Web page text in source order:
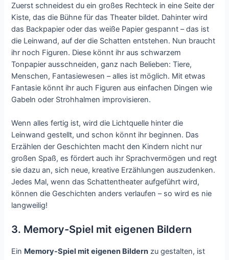
Zuerst schneidest du ein großes Rechteck in eine Seite der
Kiste, das die Bühne für das Theater bildet. Dahinter wird
das Backpapier oder das weiße Papier gespannt – das ist
die Leinwand, auf der die Schatten entstehen. Nun braucht
ihr noch Figuren. Diese könnt ihr aus schwarzem
Tonpapier ausschneiden, ganz nach Belieben: Tiere,
Menschen, Fantasiewesen – alles ist möglich. Mit etwas
Fantasie könnt ihr auch Figuren aus einfachen Dingen wie
Gabeln oder Strohhalmen improvisieren.
Wenn alles fertig ist, wird die Lichtquelle hinter die
Leinwand gestellt, und schon könnt ihr beginnen. Das
Erzählen der Geschichten macht den Kindern nicht nur
großen Spaß, es fördert auch ihr Sprachvermögen und regt
sie dazu an, sich neue, kreative Erzählungen auszudenken.
Jedes Mal, wenn das Schattentheater aufgeführt wird,
können die Geschichten anders verlaufen – so wird es nie
langweilig!
3. Memory-Spiel mit eigenen Bildern
Ein Memory-Spiel mit eigenen Bildern zu gestalten, ist